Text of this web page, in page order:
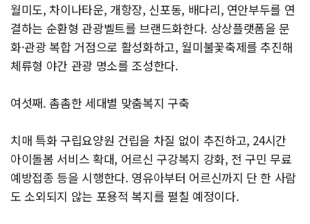
월미도, 차이나타운, 개항장, 신포동, 배다리, 연안부두를 연
결하는 순환형 관광벨트를 브랜드화한다. 상상플랫폼을 문
화·관광 복합 거점으로 활성화하고, 월미불꽃축제를 추진해
체류형 야간 관광 명소를 조성한다.
여섯째. 촘촘한 세대별 맞춤복지 구축
치매 특화 구립요양원 건립을 차질 없이 추진하고, 24시간
아이돌봄 서비스 확대, 어르신 구강복지 강화, 전 구민 무료
예방접종 등을 시행한다. 영유아부터 어르신까지 단 한 사람
도 소외되지 않는 포용적 복지를 펼칠 예정이다.